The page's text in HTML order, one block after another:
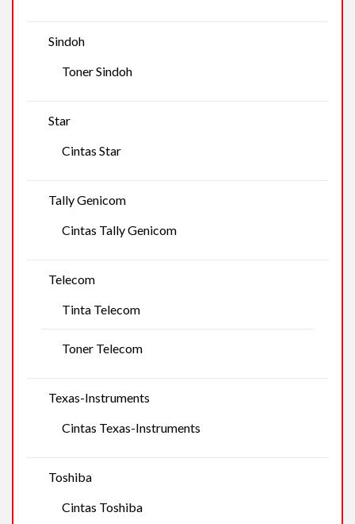
Sindoh
Toner Sindoh
Star
Cintas Star
Tally Genicom
Cintas Tally Genicom
Telecom
Tinta Telecom
Toner Telecom
Texas-Instruments
Cintas Texas-Instruments
Toshiba
Cintas Toshiba